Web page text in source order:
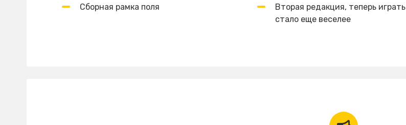
Сборная рамка поля
Вторая редакция, теперь играть
стало еще веселее